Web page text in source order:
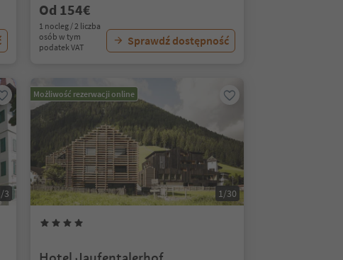
Od 154€
1 nocleg / 2 liczba
osób w tym
podatek VAT
Sprawdź dostępność
3
Możliwość rezerwacji online
1/30